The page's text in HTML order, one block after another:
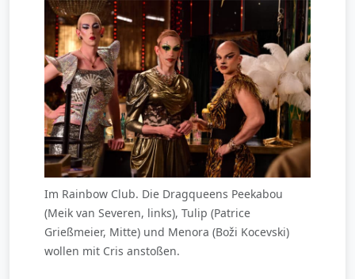
Im Rainbow Club. Die Dragqueens Peekabou
(Meik van Severen, links), Tulip (Patrice
Grießmeier, Mitte) und Menora (Boži Kocevski)
wollen mit Cris anstoßen.